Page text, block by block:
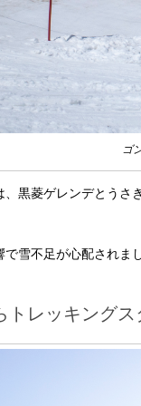
ゴ
黒菱ゲレンデとうさ
雪不足が心配されま
トレッキングス